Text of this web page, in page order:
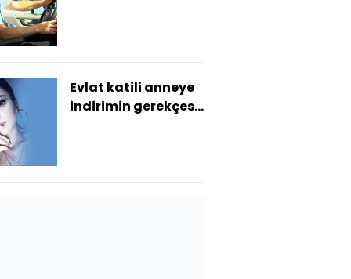
Evlat katili anneye
indirimin gerekçesi: